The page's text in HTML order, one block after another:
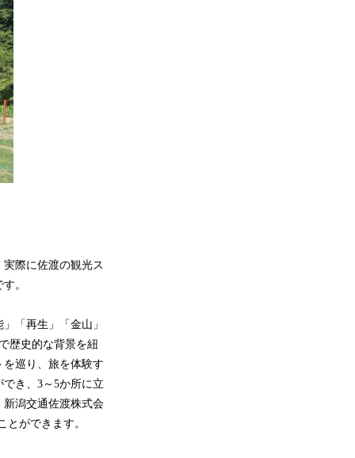
際に佐渡の観光ス
。
「再生」「金山」
歴史的な背景を紐
巡り、旅を体験す
き、3～5か所に立
潟交通佐渡株式会
ができます。